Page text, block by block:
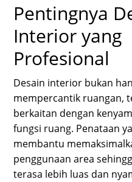
Pentingnya
Interior yang
Profesional
Desain interior bukan
mempercantik ruangan,
berkaitan dengan
fungsi ruang. Penataan
membantu
penggunaan area
terasa lebih luas dan